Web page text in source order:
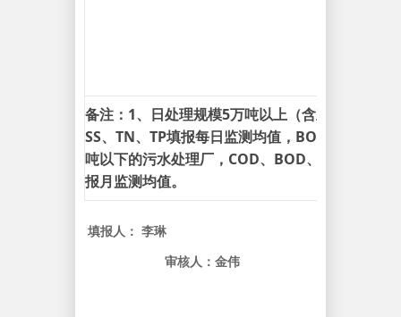
备注：1、日处理规模5万吨以上（含五万吨）的
SS、TN、TP填报每日监测均值，BOD填报周监
吨以下的污水处理厂，COD、BOD、SS填报周
报月监测均值。
填报人： 李琳
审核人：金伟